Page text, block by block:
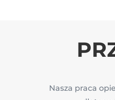
Nasza praca